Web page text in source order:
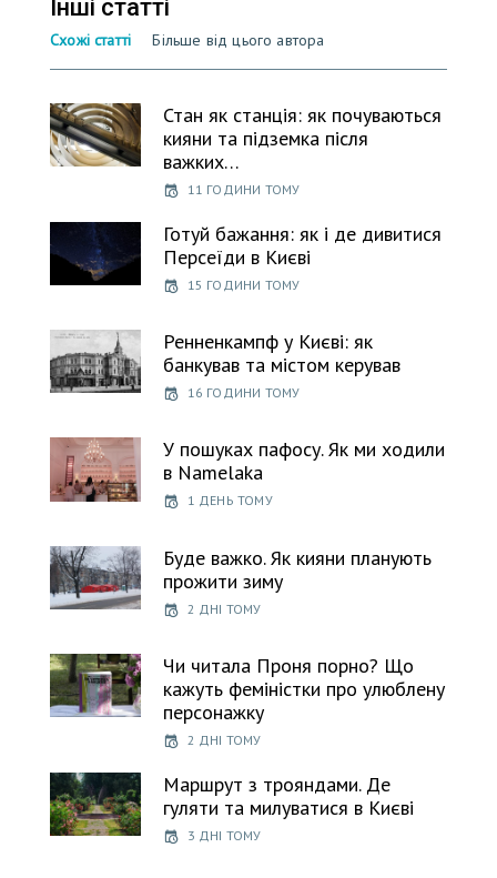
Інші статті
Схожі статті Більше від цього автора
Стан як станція: як почуваються
кияни та підземка після
важких…
11 ГОДИНИ ТОМУ
Готуй бажання: як і де дивитися
Персеїди в Києві
15 ГОДИНИ ТОМУ
Ренненкампф у Києві: як
банкував та містом керував
16 ГОДИНИ ТОМУ
У пошуках пафосу. Як ми ходили
в Namelaka
1 ДЕНЬ ТОМУ
Буде важко. Як кияни планують
прожити зиму
2 ДНІ ТОМУ
Чи читала Проня порно? Що
кажуть феміністки про улюблену
персонажку
2 ДНІ ТОМУ
Маршрут з трояндами. Де
гуляти та милуватися в Києві
3 ДНІ ТОМУ